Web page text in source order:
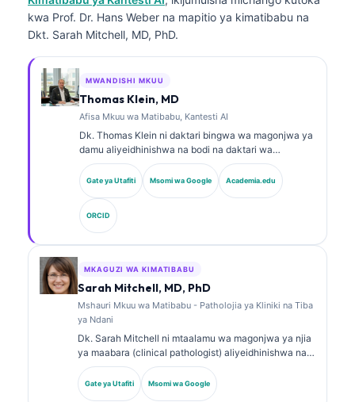
kwa Prof. Dr. Hans Weber na mapitio ya kimatibabu na
Dkt. Sarah Mitchell, MD, PhD.
MWANDISHI MKUU
Thomas Klein, MD
Afisa Mkuu wa Matibabu, Kantesti AI
Dk. Thomas Klein ni daktari bingwa wa magonjwa ya
damu aliyeidhinishwa na bodi na daktari wa
magonjwa ya ndani, mwenye zaidi ya miaka 15 ya
uzoefu katika dawa za maabara na uchambuzi wa
kimatibabu unaosaidiwa na AI. Kama Afisa Mkuu wa
Tiba katika Kantesti AI, anatoa usimamizi wa
kimatibabu wa usahihi wa matibabu wa mtandao wa
neva wa kipekee. Dk. Klein amechapisha kwa wingi
kuhusu tafsiri ya viashirio vya kibayolojia na
Gate ya Utafiti Msomi wa Google Academia.edu
ORCID
MKAGUZI WA KIMATIBABU
Sarah Mitchell, MD, PhD
Mshauri Mkuu wa Matibabu - Patholojia ya Kliniki na Tiba
ya Ndani
Dk. Sarah Mitchell ni mtaalamu wa magonjwa ya njia
ya maabara (clinical pathologist) aliyeidhinishwa na
bodi, mwenye zaidi ya miaka 18 ya uzoefu. Ana vyeti
vya utaalamu katika kemia ya kliniki na amechapisha
kwa wingi kuhusu paneli za viashiria vya kiafya na
Gate ya Utafiti Msomi wa Google